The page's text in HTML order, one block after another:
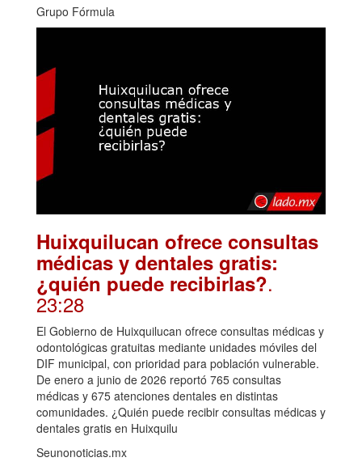
Grupo Fórmula
Huixquilucan ofrece consultas
médicas y dentales gratis:
¿quién puede recibirlas?.
23:28
El Gobierno de Huixquilucan ofrece consultas médicas y
odontológicas gratuitas mediante unidades móviles del
DIF municipal, con prioridad para población vulnerable.
De enero a junio de 2026 reportó 765 consultas
médicas y 675 atenciones dentales en distintas
comunidades. ¿Quién puede recibir consultas médicas y
dentales gratis en Huixquilu
Seunonoticias.mx